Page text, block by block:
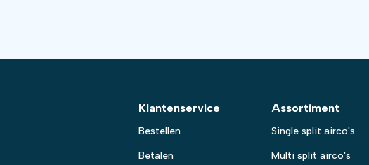
Klantenservice
Bestellen
Betalen
Assortiment
Single split airco's
Multi split airco's